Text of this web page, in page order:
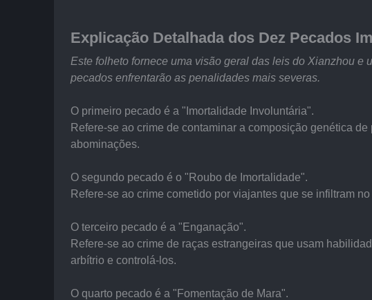
Explicação Detalhada dos Dez Pecados
Este folheto fornece uma visão geral das leis do Xianzhou
pecados enfrentarão as penalidades mais severas.
O primeiro pecado é a "Imortalidade Involuntária".
Refere-se ao crime de contaminar a composição genética
abominações.
O segundo pecado é o "Roubo de Imortalidade".
Refere-se ao crime cometido por viajantes que se infiltram
O terceiro pecado é a "Enganação".
Refere-se ao crime de raças estrangeiras que usam
arbítrio e controlá-los.
O quarto pecado é a "Fomentação de Mara".